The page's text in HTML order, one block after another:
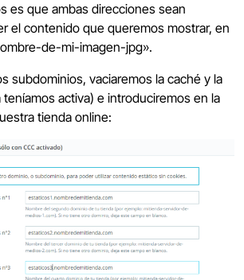
es que ambas direcciones sean
el contenido que queremos mostrar, en
de-mi-imagen-jpg».
subdominios, vaciaremos la caché y la
activa) e introduciremos en la
tienda online: